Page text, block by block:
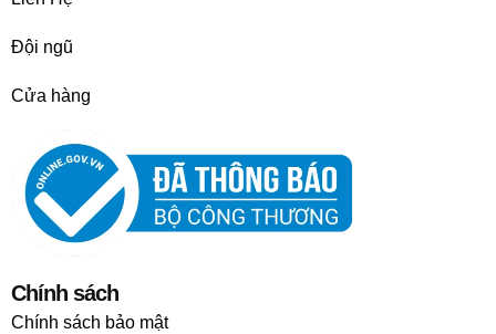
Đội ngũ
Cửa hàng
Chính sách
Chính sách bảo mật